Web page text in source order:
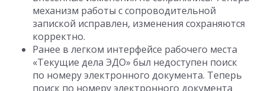
механизм работы с сопроводительной
запиской исправлен, изменения сохраняются
корректно.
Ранее в легком интерфейсе рабочего места
«Текущие дела ЭДО» был недоступен поиск
по номеру электронного документа. Теперь
поиск по номеру электронного документа